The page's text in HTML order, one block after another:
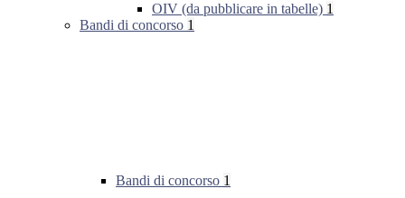
OIV (da pubblicare in tabelle) 1
Bandi di concorso 1
Bandi di concorso 1